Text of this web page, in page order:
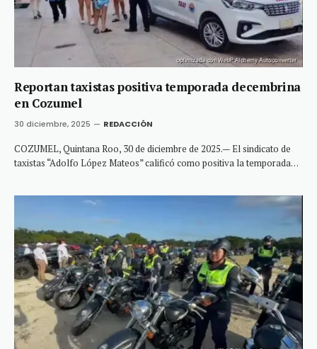
Reportan taxistas positiva temporada decembrina
en Cozumel
30 diciembre, 2025 REDACCIÓN
COZUMEL, Quintana Roo, 30 de diciembre de 2025.— El sindicato de
taxistas “Adolfo López Mateos” calificó como positiva la temporada…